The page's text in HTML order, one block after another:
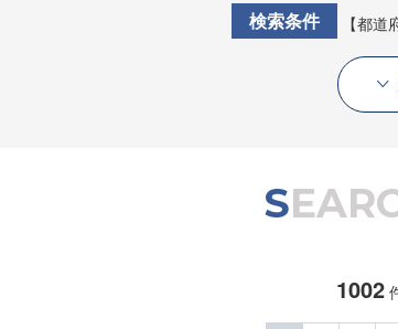
検索条件 【都
1002